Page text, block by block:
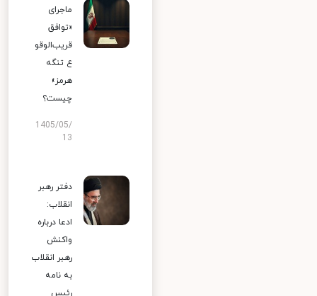
ماجرای
«توافق
قریب‌الوقو
ع تنگه
هرمز»
چیست؟
1405/05/
13
دفتر رهبر
انقلاب:
ادعا درباره
واکنش
رهبر انقلاب
به نامه
رئیس